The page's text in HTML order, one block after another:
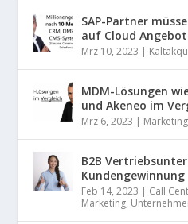
SAP-Partner
auf Cloud
Mrz 10, 2023 |
MDM-Lösungen
und Akeneo im
Mrz 6, 2023 | Marketing
B2B
Kundengewinnung
Feb 14, 2023 | Call
Marketing,